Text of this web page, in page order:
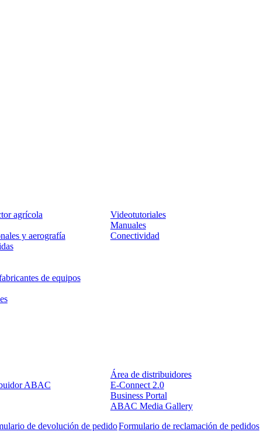
agrícola
y aerografía
de equipos
Videotutoriales
Manuales
Conectividad
ABAC
Área de distribuidores
E-Connect 2.0
Business Portal
ABAC Media Gallery
de devolución de pedidoFormulario de reclamación de pedidos